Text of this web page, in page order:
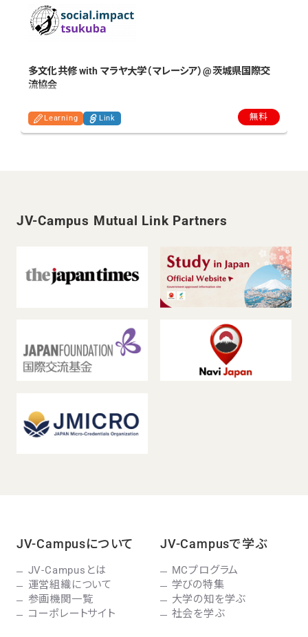
多文化共修 with マラヤ大学（マレーシア）@茨城県国際交
流協会
Learning Link 無料
JV-Campus Mutual Link Partners
JV-Campusについて
JV-Campusとは
運営組織について
参画機関一覧
コーポレートサイト
JV-Campusで学ぶ
MCプログラム
学びの特集
大学の知を学ぶ
社会を学ぶ